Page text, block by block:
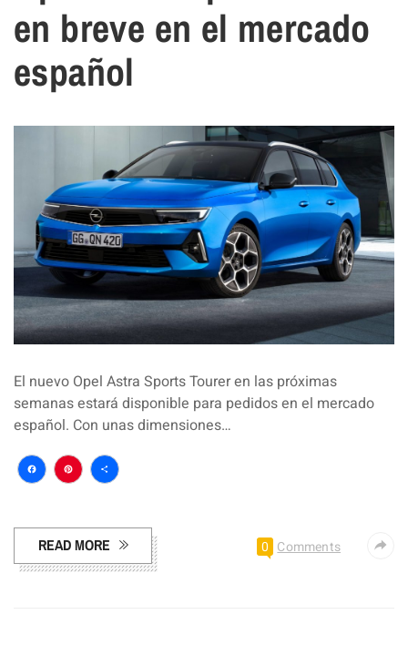
en breve en el mercado
español
El nuevo Opel Astra Sports Tourer en las próximas
semanas estará disponible para pedidos en el mercado
español. Con unas dimensiones…
Facebook
Pinterest
Compartir
READ MORE 0 Comments